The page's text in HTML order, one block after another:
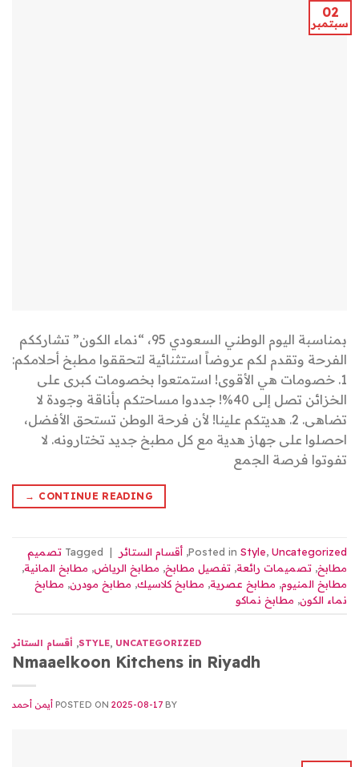
02
سبتمبر
بمناسبة اليوم الوطني السعودي 95، “نماء الكون” تشارككم
الفرحة وتقدم لكم عروضاً استثنائية لتحققوا مطبخ أحلامكم:
1. خصومات هي الأقوى! استمتعوا بخصومات كبرى على
الخزائن تصل إلى 40%! جددوا مساحتكم بأناقة وجودة لا
تضاهى. 2. هديتكم علينا! لأن فرحة الوطن تستحق الأفضل،
احصلوا على جهاز هدية مع كل مطبخ جديد تختارونه. لا
تفوتوا فرصة الجمع
CONTINUE READING
→
Posted in Style, Uncategorized
, أقسام الستائر |
Tagged تصميم
مطابخ, تصميمات رائعة, تفصيل مطابخ, مطابخ الرياض, مطابخ المانية,
مطابخ المنيوم, مطابخ عصرية, مطابخ كلاسيك, مطابخ مودرن, مطابخ
نماء الكون, مطابخ نماكو
STYLE, UNCATEGORIZED
, أقسام الستائر
Nmaaelkoon Kitchens in Riyadh
POSTED ON 2025-08-17 BY أيمن أحمد